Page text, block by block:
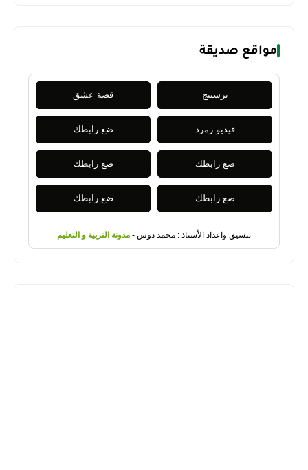
مواقع صديقة
برستيج قصة عشق
فيديو زمرد ضع رابطك
ضع رابطك ضع رابطك
ضع رابطك ضع رابطك
تنسيق واعداد الأستاذ : محمد دوس - مدونة التربية و التعليم